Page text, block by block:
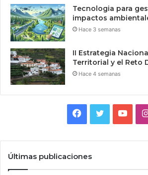
Tecnologia para
impactos
Hace 3 semanas
II Estrategia
Territorial y el Reto
Hace 4 semanas
Facebook
Twitter
Últimas publicaciones